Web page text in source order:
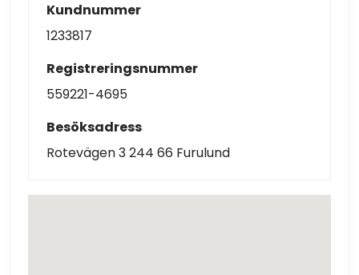
Kundnummer
1233817
Registreringsnummer
559221-4695
Besöksadress
Rotevägen 3 244 66 Furulund